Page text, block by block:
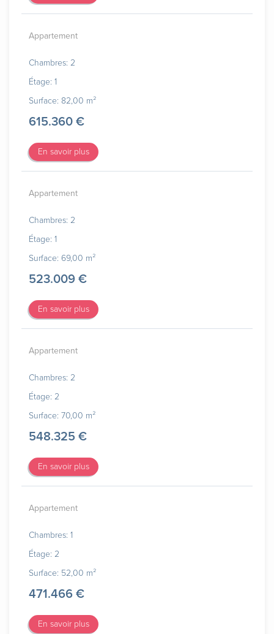
Appartement
Chambres: 2
Étage: 1
Surface: 82,00 m²
615.360 €
En savoir plus
Appartement
Chambres: 2
Étage: 1
Surface: 69,00 m²
523.009 €
En savoir plus
Appartement
Chambres: 2
Étage: 2
Surface: 70,00 m²
548.325 €
En savoir plus
Appartement
Chambres: 1
Étage: 2
Surface: 52,00 m²
471.466 €
En savoir plus